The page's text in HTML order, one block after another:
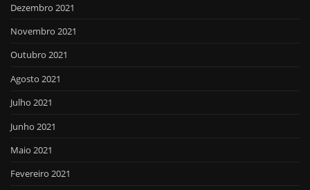
Dezembro 2021
Novembro 2021
Outubro 2021
Agosto 2021
Julho 2021
Junho 2021
Maio 2021
Fevereiro 2021